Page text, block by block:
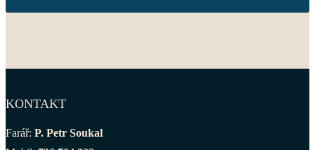
KONTAKT
Farář: P. Petr Soukal